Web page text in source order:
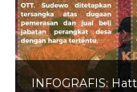
INFOGRAFIS: 5